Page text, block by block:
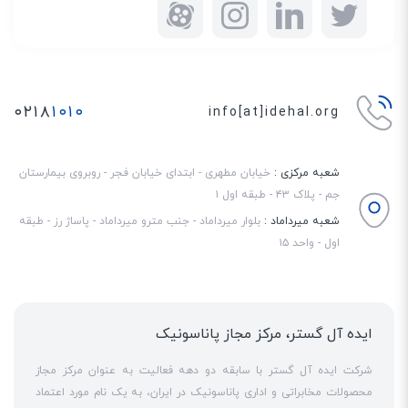
info[at]idehal.org ۰۲۱۸۱۰۱۰
شعبه مرکزی : خیابان مطهری - ابتدای خیابان فجر - روبروی بیمارستان
جم - پلاک ۴۳ - طبقه اول ۱
شعبه میرداماد : بلوار میرداماد - جنب مترو میرداماد - پاساژ رز - طبقه
اول - واحد ۱۵
ایده آل گستر، مرکز مجاز پاناسونیک
شرکت ایده آل گستر با سابقه دو دهه فعالیت به عنوان مرکز مجاز
محصولات مخابراتی و اداری پاناسونیک در ایران، به یک نام مورد اعتماد